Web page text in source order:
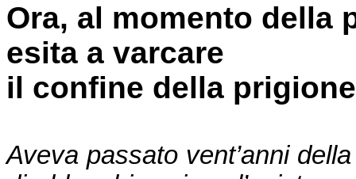
Ora, al momento della
esita a varcare
il confine della
Aveva passato vent’anni